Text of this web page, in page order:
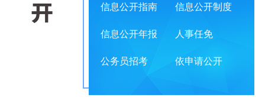
信息公开指南 信息公开制度
信息公开年报 人事任免
公务员招考 依申请公开